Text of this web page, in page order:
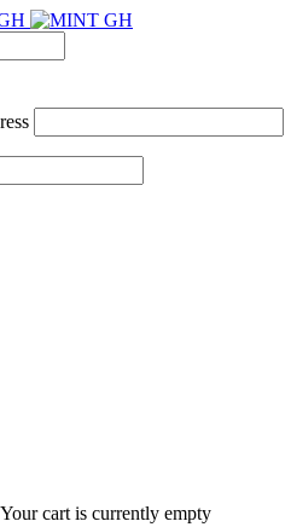
Your cart is currently empty